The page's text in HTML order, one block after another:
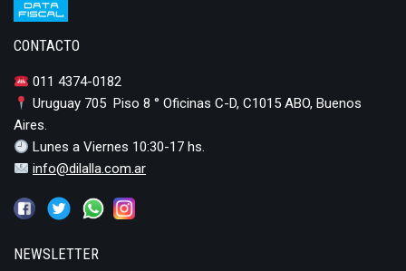
CONTACTO
011 4374-0182
Uruguay 705 Piso 8 ° Oficinas C-D, C1015 ABO, Buenos
Aires.
Lunes a Viernes 10:30-17 hs.
info@dilalla.com.ar
NEWSLETTER